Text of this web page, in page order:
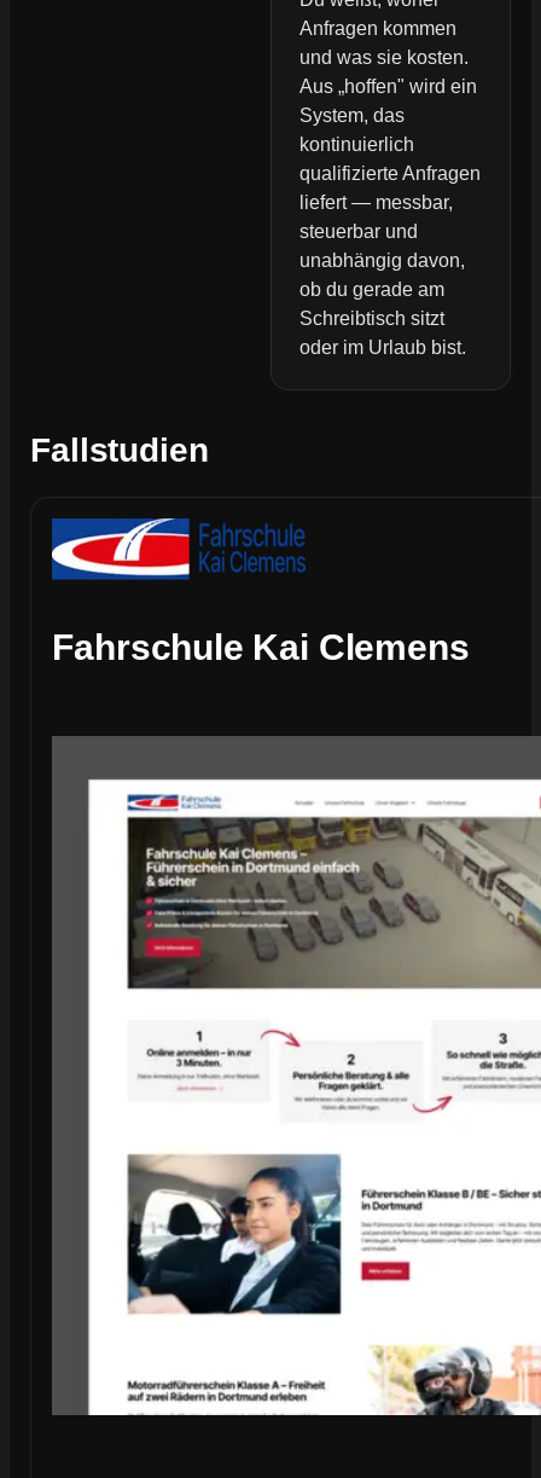
Anfragen kommen
und was sie kosten.
Aus „hoffen" wird ein
System, das
kontinuierlich
qualifizierte Anfragen
liefert — messbar,
steuerbar und
unabhängig davon,
ob du gerade am
Schreibtisch sitzt
oder im Urlaub bist.
Fallstudien
Fahrschule Kai Clemens